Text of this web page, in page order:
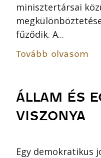
minisztertársai
fűződik. A...
Tovább olvasom
ÁLLAM ÉS
VISZONYA
Egy demokratikus